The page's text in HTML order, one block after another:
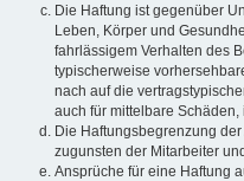
Die Haftung ist gegenüber
Leben, Körper und
fahrlässigem Verhalten des
typischerweise
nach auf die
auch für mittelbare
Die Haftungsbegrenzung
zugunsten der Mitarbeiter
Ansprüche für eine Haftung